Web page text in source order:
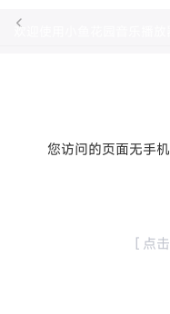
您访问的页面无手
[ 点
欢迎使用小鱼花园音乐播放